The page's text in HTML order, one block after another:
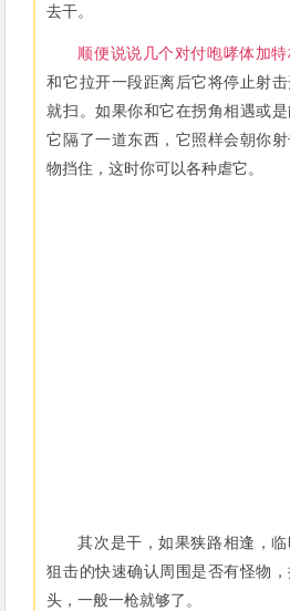
去干。
顺便说说几个对付咆哮体加特
和它拉开一段距离后它将停止射
就扫。如果你和它在拐角相遇或
它隔了一道东西，它照样会朝你
物挡住，这时你可以各种虐它。
其次是干，如果狭路相逢，
狙击的快速确认周围是否有怪物
头，一般一枪就够了。